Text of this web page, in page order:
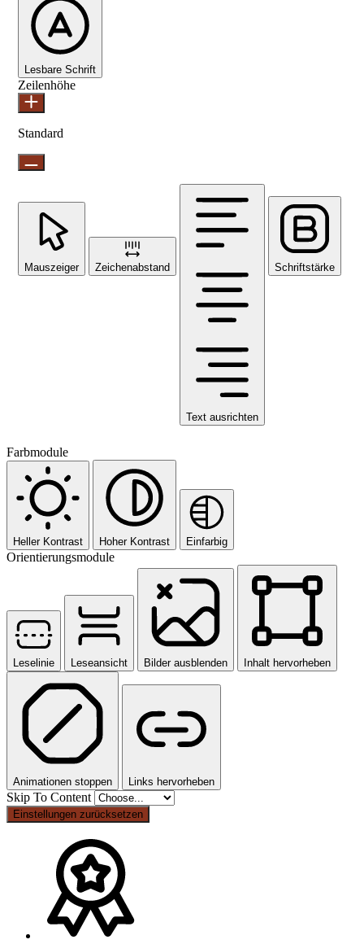
Lesbare Schrift
Zeilenhöhe
Standard
Mauszeiger Zeichenabstand
Text ausrichten
Schriftstärke
Farbmodule
Heller Kontrast Hoher Kontrast Einfarbig
Orientierungsmodule
Leselinie Leseansicht Bilder ausblenden Inhalt hervorheben
Animationen stoppen Links hervorheben
Skip To Content
Einstellungen zurücksetzen